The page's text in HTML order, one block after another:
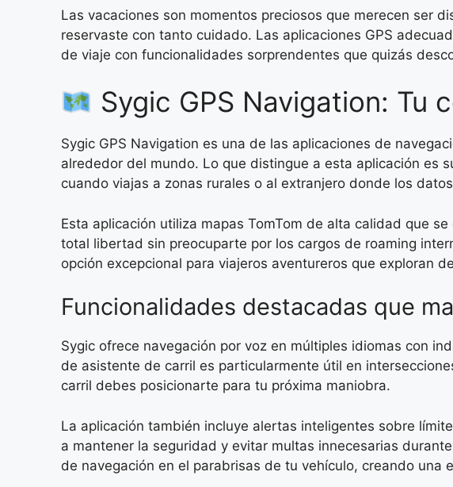
Las vacaciones son momentos preciosos que merecen ser
reservaste con tanto cuidado. Las aplicaciones GPS
de viaje con funcionalidades sorprendentes que quizás
Sygic GPS Navigation: Tu
Sygic GPS Navigation es una de las aplicaciones de
alrededor del mundo. Lo que distingue a esta aplicación es
cuando viajas a zonas rurales o al extranjero donde los
Esta aplicación utiliza mapas TomTom de alta calidad que
total libertad sin preocuparte por los cargos de roaming
opción excepcional para viajeros aventureros que exploran
Funcionalidades destacadas que
Sygic ofrece navegación por voz en múltiples idiomas con
de asistente de carril es particularmente útil en
carril debes posicionarte para tu próxima maniobra.
La aplicación también incluye alertas inteligentes sobre
a mantener la seguridad y evitar multas innecesarias
de navegación en el parabrisas de tu vehículo, creando una